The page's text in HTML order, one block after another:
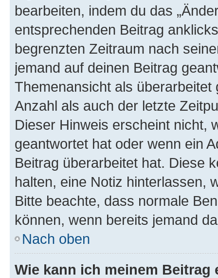
bearbeiten, indem du das
entsprechenden Beitrag
begrenzten Zeitraum nach
jemand auf deinen Beitrag
Themenansicht als
Anzahl als auch der letzte
Dieser Hinweis erscheint nicht,
geantwortet hat oder wenn ein
Beitrag überarbeitet hat. Diese
halten, eine Notiz hinterlassen,
Bitte beachte, dass normale
können, wenn bereits jemand
Nach oben
Wie kann ich meinem